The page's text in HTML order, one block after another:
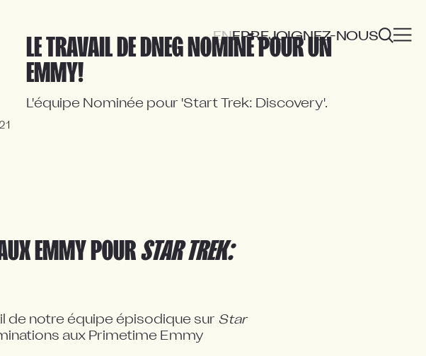
ENFRREJOIGNEZ-NOUS
LE TRAVAIL DE DNEG NOMINÉ POUR UN
EMMY!
L'équipe Nominée pour 'Start Trek: Discovery'.
EMMY POURSTAR TREK:
de notre équipe épisodique sur Star
aux Primetime Emmy